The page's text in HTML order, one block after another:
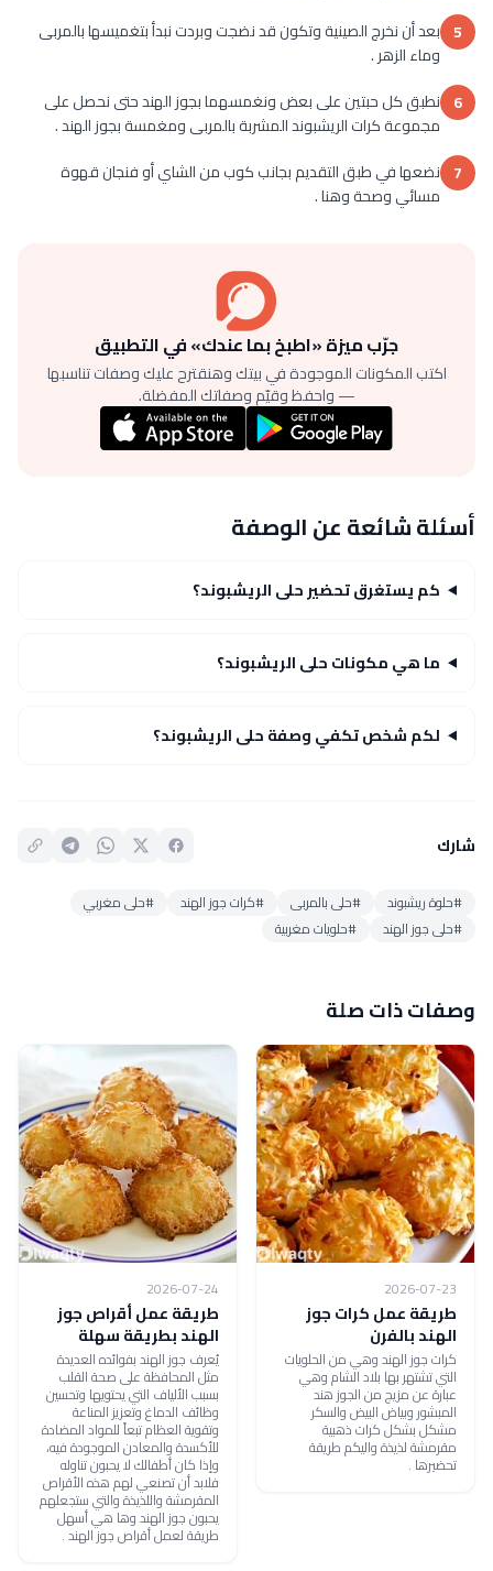
5 بعد أن نخرج الصينية وتكون قد نضجت وبردت نبدأ بتغميسها بالمربى
وماء الزهر .
6 نطبق كل حبتين على بعض ونغمسهما بجوز الهند حتى نحصل على
مجموعة كرات الريشبوند المشربة بالمربى ومغمسة بجوز الهند .
7 نضعها في طبق التقديم بجانب كوب من الشاي أو فنجان قهوة
مسائي وصحة وهنا .
جرّب ميزة «اطبخ بما عندك» في التطبيق
اكتب المكونات الموجودة في بيتك وهنقترح عليك وصفات تناسبها
— واحفظ وقيّم وصفاتك المفضلة.
أسئلة شائعة عن الوصفة
كم يستغرق تحضير حلى الريشبوند؟
ما هي مكونات حلى الريشبوند؟
لكم شخص تكفي وصفة حلى الريشبوند؟
شارك
#حلوة ريشبوند #حلى بالمربى #كرات جوز الهند
#حلى مغربي
#حلى جوز الهند
#حلويات مغربية
وصفات ذات صلة
2026-07-23
طريقة عمل كرات جوز
الهند بالفرن
كرات جوز الهند وهي من الحلويات
التي تشتهر بها بلاد الشام وهي
عبارة عن مزيج من الجوز هند
المبشور وبياض البيض والسكر
مشكل بشكل كرات ذهبية
مقرمشة لذيذة واليكم طريقة
تحضيرها .
2026-07-24
طريقة عمل أقراص جوز
الهند بطريقة سهلة
يُعرف جوز الهند بفوائده العديدة
مثل المحافظة على صحة القلب
بسبب الألياف التي يحتويها وتحسين
وظائف الدماغ وتعزيز المناعة
وتقوية العظام تبعاً للمواد المضادة
للأكسدة والمعادن الموجودة فيه،
وإذا كان أطفالك لا يحبون تناوله
فلابد أن تصنعي لهم هذه الأقراص
المقرمشة واللذيذة والتي ستجعلهم
يحبون جوز الهند وها هي أسهل
طريقة لعمل أقراص جوز الهند .